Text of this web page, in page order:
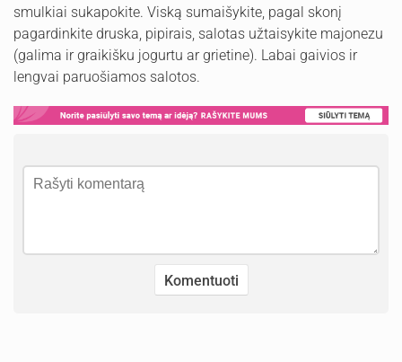
smulkiai sukapokite. Viską sumaišykite, pagal skonį
pagardinkite druska, pipirais, salotas užtaisykite majonezu
(galima ir graikišku jogurtu ar grietine). Labai gaivios ir
lengvai paruošiamos salotos.